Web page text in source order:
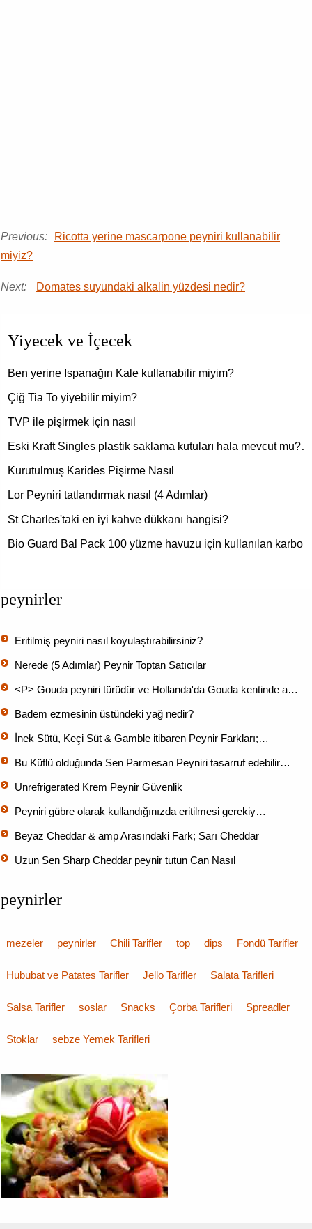
Previous:
Ricotta yerine mascarpone peyniri kullanabilir
miyiz?
Next: Domates suyundaki alkalin yüzdesi nedir?
Yiyecek ve İçecek
Ben yerine Ispanağın Kale kullanabilir miyim?
Çiğ Tia To yiyebilir miyim?
TVP ile pişirmek için nasıl
Eski Kraft Singles plastik saklama kutuları hala mevcut mu?…
Kurutulmuş Karides Pişirme Nasıl
Lor Peyniri tatlandırmak nasıl (4 Adımlar)
St Charles'taki en iyi kahve dükkanı hangisi?
Bio Guard Bal Pack 100 yüzme havuzu için kullanılan
peynirler
Eritilmiş peyniri nasıl koyulaştırabilirsiniz?
Nerede (5 Adımlar) Peynir Toptan Satıcılar
<P> Gouda peyniri türüdür ve Hollanda'da Gouda kentinde a…
Badem ezmesinin üstündeki yağ nedir?
İnek Sütü, Keçi Süt & Gamble itibaren Peynir Farkları;…
Bu Küflü olduğunda Sen Parmesan Peyniri tasarruf edebilir…
Unrefrigerated Krem Peynir Güvenlik
Peyniri gübre olarak kullandığınızda eritilmesi gerekiy…
Beyaz Cheddar & amp Arasındaki Fark; Sarı Cheddar
Uzun Sen Sharp Cheddar peynir tutun Can Nasıl
peynirler
mezeler peynirler Chili Tarifler top dips Fondü Tarifler
Hububat ve Patates Tarifler Jello Tarifler Salata Tarifleri
Salsa Tarifler soslar Snacks Çorba Tarifleri Spreadler
Stoklar sebze Yemek Tarifleri